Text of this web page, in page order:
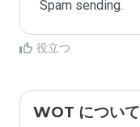
Spam sending.
役立つ
WOT について